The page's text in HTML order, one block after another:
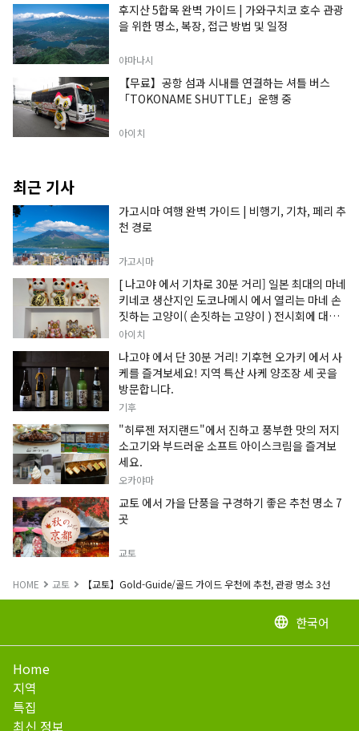
후지산 5합목 완벽 가이드 | 가와구치코 호수 관광
을 위한 명소, 복장, 접근 방법 및 일정
야마나시
【무료】공항 섬과 시내를 연결하는 셔틀 버스
「TOKONAME SHUTTLE」운행 중
아이치
최근 기사
가고시마 여행 완벽 가이드 | 비행기, 기차, 페리 추
천 경로
가고시마
[ 나고야 에서 기차로 30분 거리] 일본 최대의 마네
키네코 생산지인 도코나메시 에서 열리는 마네 손
짓하는 고양이( 손짓하는 고양이 ) 전시회에 대한
정보입니다.
아이치
나고야 에서 단 30분 거리! 기후현 오가키 에서 사
케를 즐겨보세요! 지역 특산 사케 양조장 세 곳을
방문합니다.
기후
"히루젠 저지랜드"에서 진하고 풍부한 맛의 저지
소고기와 부드러운 소프트 아이스크림을 즐겨보
세요.
오카야마
교토 에서 가을 단풍을 구경하기 좋은 추천 명소 7
곳
교토
HOME 교토 【교토】Gold-Guide/골드 가이드 우천에 추천, 관광 명소 3선
language 한국어
Home
지역
특집
최신 정보